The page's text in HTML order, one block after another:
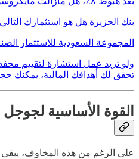
بنك الجزيرة هل هو استثمارك
المجموعة السعودية للاستثمار
ولو تريد عمل استشارة لتقييم
تحقق لك أهدافك المالية، يمكنك
القوة الأساسية
على الرغم من هذه المخاوف،